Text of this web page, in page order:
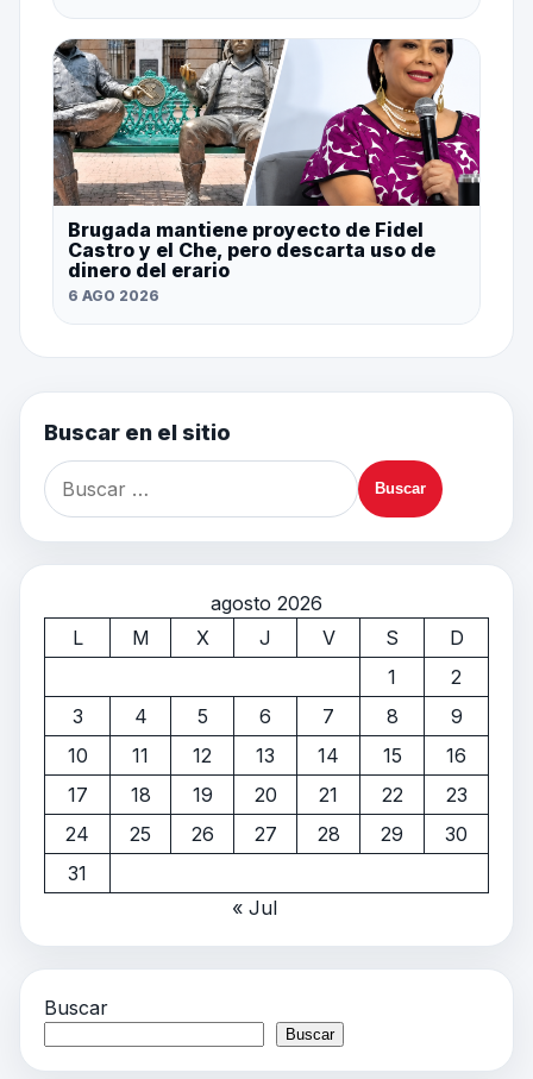
Brugada mantiene proyecto de Fidel
Castro y el Che, pero descarta uso de
dinero del erario
6 AGO 2026
Buscar en el sitio
agosto 2026
L
M X J V S
D
1
2
3
4 5 6 7 8
9
10
11 12 13 14 15
16
17
18 19 20 21 22
23
24
25 26 27 28 29
30
31
« Jul
Buscar
Buscar